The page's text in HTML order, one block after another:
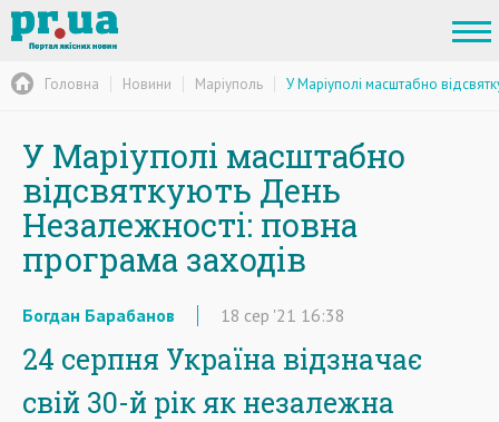
Головна Новини Маріуполь У Маріуполі масштабно
У Маріуполі масштабно
відсвяткують День
Незалежності: повна
програма заходів
Богдан Барабанов 18 сер '21 16:38
24 серпня Україна відзначає
свій 30-й рік як незалежна